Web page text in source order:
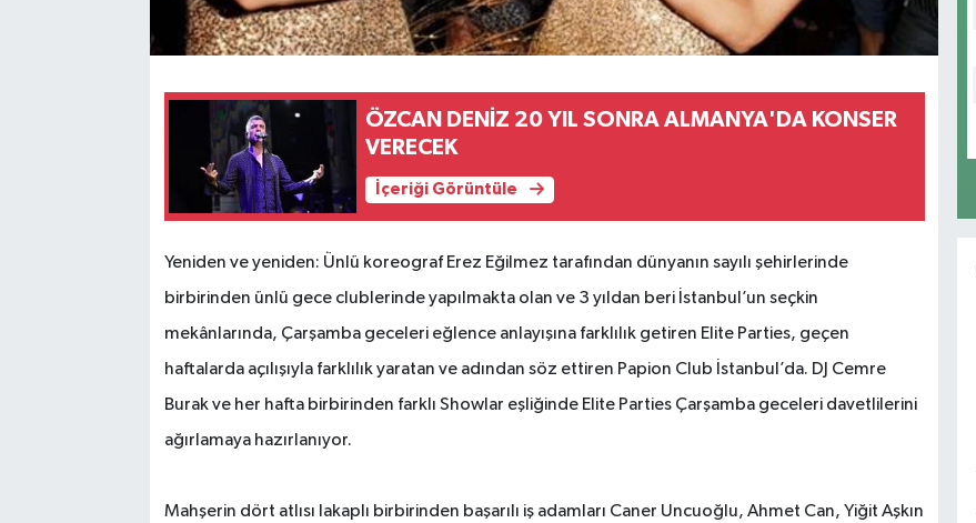
ÖZCAN DENİZ 20 YIL SONRA ALMANYA'DA KONSER
VERECEK
İçeriği Görüntüle
Yeniden ve yeniden: Ünlü koreograf Erez Eğilmez tarafından dünyanın sayılı şehirlerinde
birbirinden ünlü gece clublerinde yapılmakta olan ve 3 yıldan beri İstanbul’un seçkin
mekânlarında, Çarşamba geceleri eğlence anlayışına farklılık getiren Elite Parties, geçen
haftalarda açılışıyla farklılık yaratan ve adından söz ettiren Papion Club İstanbul’da. DJ Cemre
Burak ve her hafta birbirinden farklı Showlar eşliğinde Elite Parties Çarşamba geceleri davetlilerini
ağırlamaya hazırlanıyor.
Mahşerin dört atlısı lakaplı birbirinden başarılı iş adamları Caner Uncuoğlu, Ahmet Can, Yiğit Aşkın